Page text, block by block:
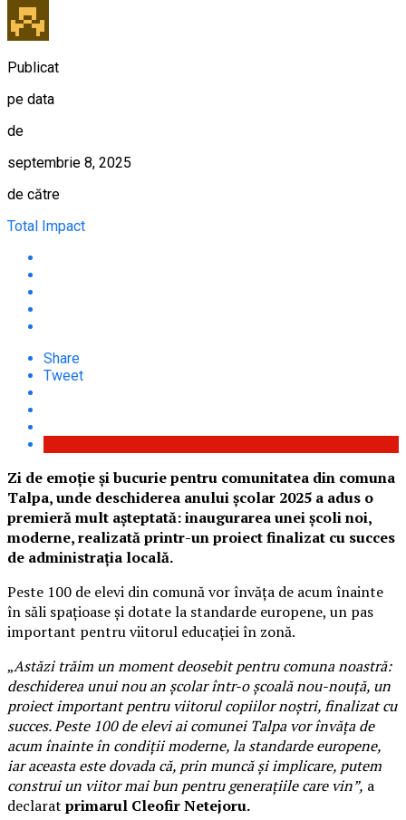
Publicat
pe data
de
septembrie 8, 2025
de către
Total Impact
Share
Tweet
Zi de emoție și bucurie pentru comunitatea din comuna
Talpa, unde deschiderea anului școlar 2025 a adus o
premieră mult așteptată: inaugurarea unei școli noi,
moderne, realizată printr-un proiect finalizat cu succes
de administrația locală.
Peste 100 de elevi din comună vor învăța de acum înainte
în săli spațioase și dotate la standarde europene, un pas
important pentru viitorul educației în zonă.
„Astăzi trăim un moment deosebit pentru comuna noastră:
deschiderea unui nou an școlar într-o școală nou-nouță, un
proiect important pentru viitorul copiilor noștri, finalizat cu
succes. Peste 100 de elevi ai comunei Talpa vor învăța de
acum înainte în condiții moderne, la standarde europene,
iar aceasta este dovada că, prin muncă și implicare, putem
construi un viitor mai bun pentru generațiile care vin”, a
declarat primarul Cleofir Netejoru.